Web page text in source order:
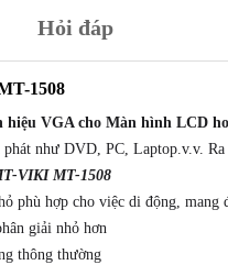
số
Hỏi đáp
1508
VGA cho Màn hình LCD
như DVD, PC, Laptop.v.v.
VIKI MT-1508
phù hợp cho việc di động,
giải nhỏ hơn
thông thường